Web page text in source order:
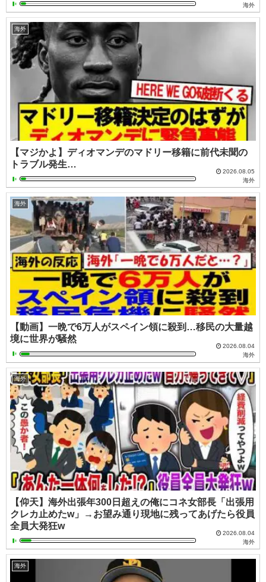
海外
海外
【マジかよ】ディオマンデのマドリー移籍に前代未聞の
トラブル発生…
2026.08.05
海外
海外
【動画】一晩で6万人がスペイン領に殺到…移民の大量越
境に世界が騒然
2026.08.04
海外
海外
【仰天】海外出張年300日超えの俺にコネ女部長「出張用
クレカ止めたw」→お望み通り現地に残ってあげたら役員
全員大発狂w
2026.08.04
海外
海外